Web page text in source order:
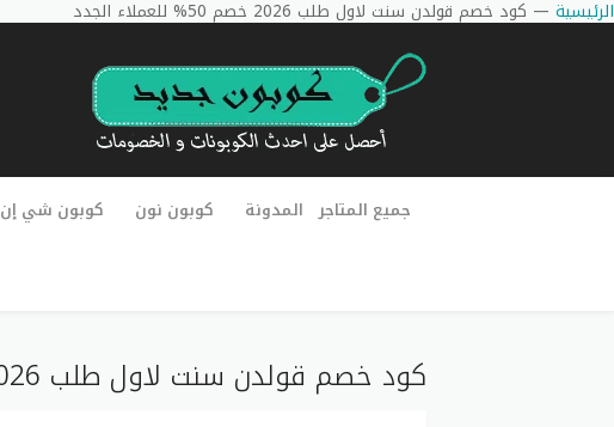
الرئيسية — كود خصم قولدن سنت لاول طلب 2026 خصم 50% للعملاء الجدد
جميع المتاجر المدونة كوبون نون كوبون شي إن
كود خصم قولدن سنت لاول طلب 2026 خصم 50% للعملاء الجدد